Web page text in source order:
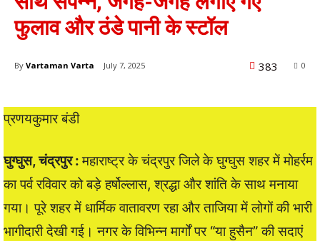
फुलाव और ठंडे पानी के स्टॉल
By Vartaman Varta July 7, 2025 0
383
प्रणयकुमार बंडी
घुग्घुस, चंद्रपुर :महाराष्ट्र के चंद्रपुर जिले के घुग्घुस शहर में मोहर्रम
का पर्व रविवार को बड़े हर्षोल्लास, श्रद्धा और शांति के साथ मनाया
गया। पूरे शहर में धार्मिक वातावरण रहा और ताजिया में लोगों की भारी
भागीदारी देखी गई। नगर के विभिन्न मार्गों पर “या हुसैन” की सदाएं